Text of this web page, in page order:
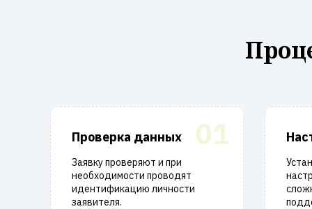
01
Проверка данных
Заявку проверяют и при
необходимости проводят
идентификацию личности
заявителя.